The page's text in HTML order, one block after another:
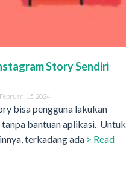
Story Sendiri
Februari 15, 2024
bisa pengguna lakukan
bantuan aplikasi. Untuk
terkadang ada > Read